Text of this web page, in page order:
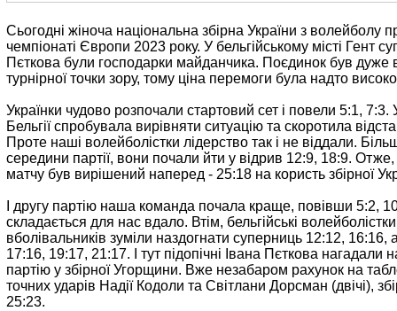
Сьогодні жіноча національна збірна України з волейболу
чемпіонаті Європи 2023 року. У бельгійському місті Гент
Пєткова були господарки майданчика. Поєдинок був дуже
турнірної точки зору, тому ціна перемоги була надто
Українки чудово розпочали стартовий сет і повели 5:1,
Бельгії спробувала вирівняти ситуацію та скоротила
Проте наші волейболістки лідерство так і не віддали.
середини партії, вони почали йти у відрив 12:9, 18:9. Отже,
матчу був вирішений наперед - 25:18 на користь збірної
І другу партію наша команда почала краще, повівши 5:2,
складається для нас вдало. Втім, бельгійські
вболівальників зуміли наздогнати суперниць 12:12,
17:16, 19:17, 21:17. І тут підопічні Івана Пєткова нагадали
партію у збірної Угорщини. Вже незабаром рахунок на
точних ударів Надії Кодоли та Світлани Дорсман (двічі),
25:23.